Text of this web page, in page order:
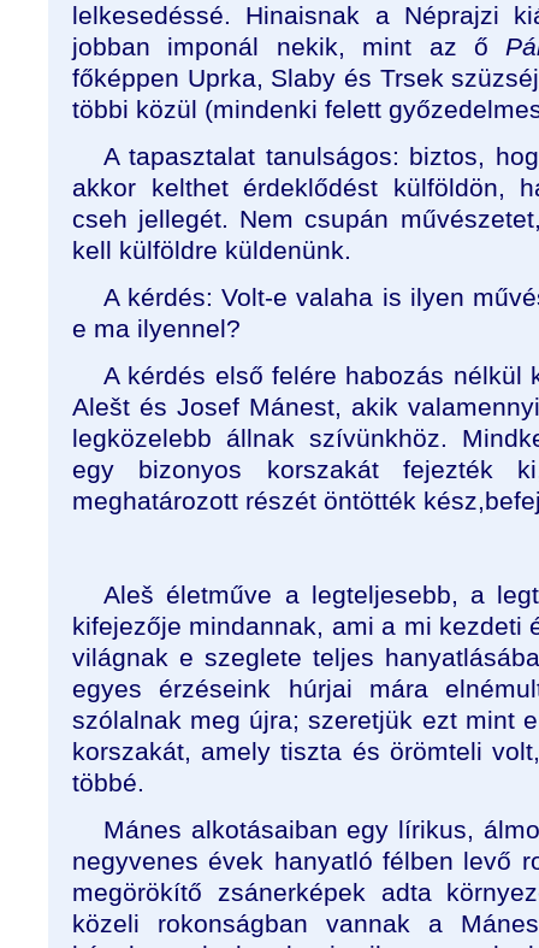
lelkesedéssé. Hinaisnak a Néprajzi
jobban imponál nekik, mint az ő
főképpen Uprka, Slaby és Trsek
többi közül (mindenki felett
A tapasztalat tanulságos: biztos,
akkor kelthet érdeklődést külföldön,
cseh jellegét. Nem csupán
kell külföldre küldenünk.
A kérdés: Volt-e valaha is ilyen
e ma ilyennel?
A kérdés első felére habozás nélkül
Alešt és Josef Mánest, akik
legközelebb állnak szívünkhöz.
egy bizonyos korszakát fejezték
meghatározott részét öntötték
Aleš életműve a legteljesebb, a
kifejezője mindannak, ami a mi kezdeti
világnak e szeglete teljes
egyes érzéseink húrjai mára
szólalnak meg újra; szeretjük ezt mint
korszakát, amely tiszta és örömteli
többé.
Mánes alkotásaiban egy lírikus,
negyvenes évek hanyatló félben levő
megörökítő zsánerképek adta
közeli rokonságban vannak a